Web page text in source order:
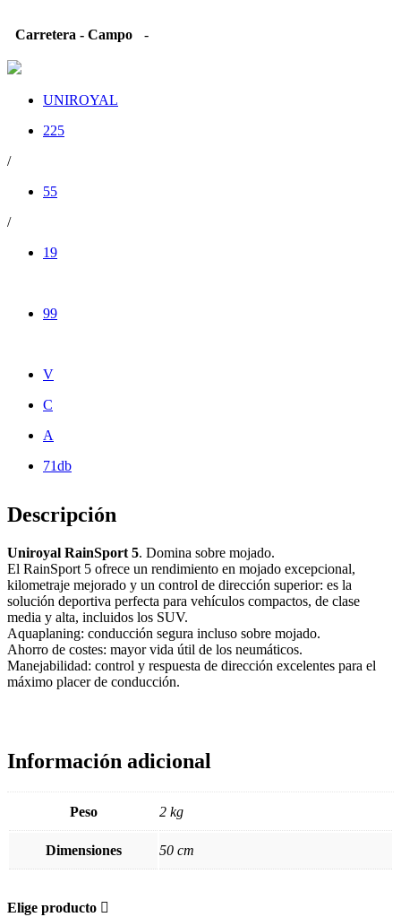
Carretera - Campo -
UNIROYAL
225
/
55
/
19
99
V
C
A
71db
Descripción
Uniroyal RainSport 5. Domina sobre mojado.
El RainSport 5 ofrece un rendimiento en mojado excepcional,
kilometraje mejorado y un control de dirección superior: es la
solución deportiva perfecta para vehículos compactos, de clase
media y alta, incluidos los SUV.
Aquaplaning: conducción segura incluso sobre mojado.
Ahorro de costes: mayor vida útil de los neumáticos.
Manejabilidad: control y respuesta de dirección excelentes para el
máximo placer de conducción.
Información adicional
Peso 2 kg
Dimensiones 50 cm
Elige producto